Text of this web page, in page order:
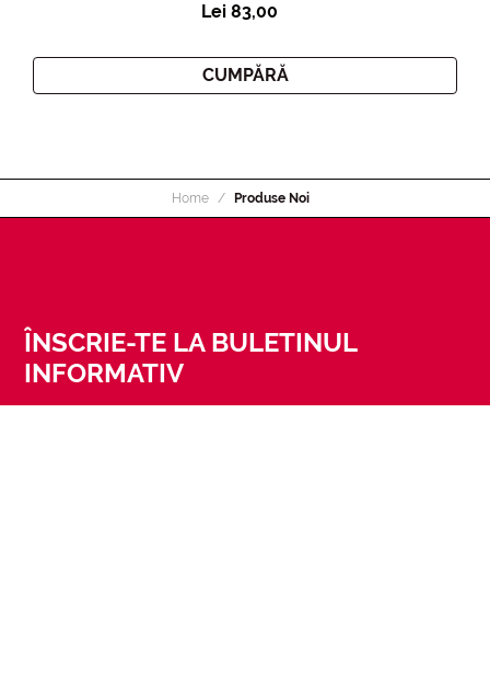
Lei 83,00
CUMPĂRĂ
Home Produse Noi
ÎNSCRIE-TE LA BULETINUL
INFORMATIV